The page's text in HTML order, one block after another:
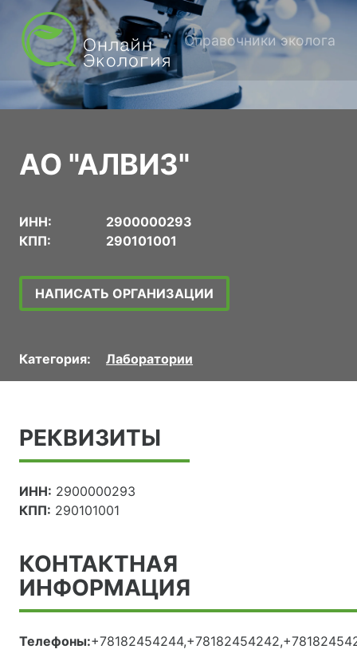
Справочники эколога
АО "АЛВИЗ"
ИНН:
2900000293
КПП:
290101001
НАПИСАТЬ ОРГАНИЗАЦИИ
Категория: Лаборатории
РЕКВИЗИТЫ
ИНН: 2900000293
КПП: 290101001
КОНТАКТНАЯ
ИНФОРМАЦИЯ
Телефоны: